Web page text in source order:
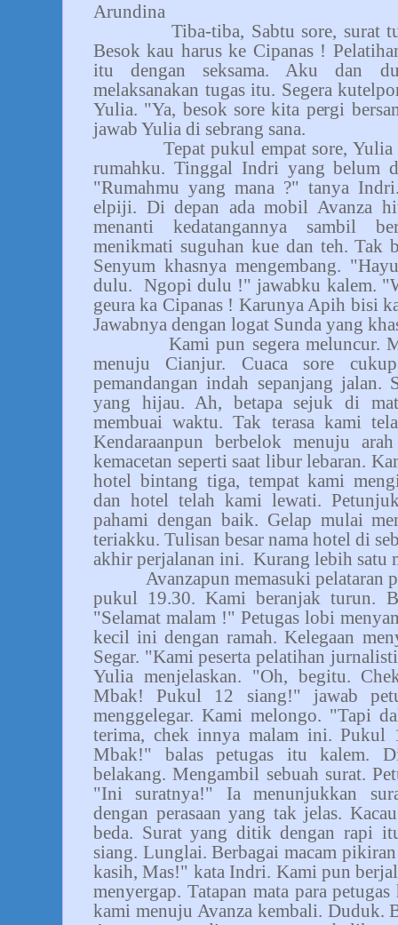
Arundina
Tiba-tiba, Sabtu sore, surat
Besok kau harus ke Cipanas !
itu dengan seksama. Aku dan
melaksanakan tugas itu. Segera
Yulia. "Ya, besok sore kita pergi
jawab Yulia di sebrang sana.
Tepat pukul empat sore,
rumahku. Tinggal Indri yang
"Rumahmu yang mana ?" tanya
elpiji. Di depan ada mobil Avanza
menanti kedatangannya sambil
menikmati suguhan kue dan teh. Tak
Senyum khasnya mengembang.
dulu.
Ngopi dulu !" jawabku kalem.
geura ka Cipanas ! Karunya Apih bisi
Jawabnya dengan logat Sunda yang
Kami pun segera meluncur.
menuju Cianjur. Cuaca sore
pemandangan indah sepanjang jalan.
yang hijau. Ah, betapa sejuk di
membuai waktu. Tak terasa kami
Kendaraanpun berbelok menuju
kemacetan seperti saat libur lebaran.
hotel bintang tiga, tempat kami
dan hotel telah kami lewati.
pahami dengan baik. Gelap mulai
teriakku. Tulisan besar nama hotel di
akhir perjalanan ini. Kurang lebih satu
Avanzapun memasuki pelataran
pukul 19.30. Kami beranjak turun.
"Selamat malam !" Petugas lobi
kecil ini dengan ramah. Kelegaan
Segar. "Kami peserta pelatihan
Yulia menjelaskan. "Oh, begitu.
Mbak! Pukul 12 siang!" jawab
menggelegar. Kami melongo. "Tapi
terima, chek innya malam ini. Pukul
Mbak!" balas petugas itu kalem.
belakang. Mengambil sebuah surat.
"Ini suratnya!" Ia menunjukkan
dengan perasaan yang tak jelas.
beda. Surat yang ditik dengan rapi
siang. Lunglai. Berbagai macam
kasih, Mas!" kata Indri. Kami pun
menyergap. Tatapan mata para
kami menuju Avanza kembali. Duduk.